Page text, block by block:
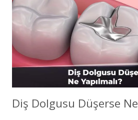
Diş Dolgusu Düşerse Ne